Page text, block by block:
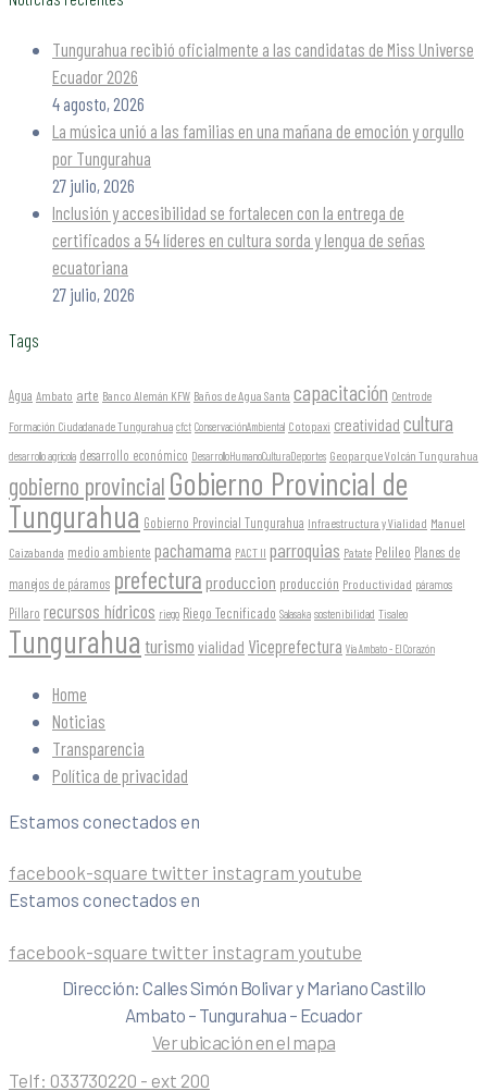
Tungurahua recibió oficialmente a las candidatas de Miss Universe
Ecuador 2026
4 agosto, 2026
La música unió a las familias en una mañana de emoción y orgullo
por Tungurahua
27 julio, 2026
Inclusión y accesibilidad se fortalecen con la entrega de
certificados a 54 líderes en cultura sorda y lengua de señas
ecuatoriana
27 julio, 2026
Tags
Agua Ambato arte Banco Alemán KFW Baños de Agua Santa capacitación Centro de
Formación Ciudadana de Tungurahua cfct ConservaciónAmbiental Cotopaxi creatividad cultura
desarrollo agrícola desarrollo económico DesarrolloHumanoCulturaDeportes Geoparque Volcán Tungurahua
gobierno provincial Gobierno Provincial de
Tungurahua Gobierno Provincial Tungurahua Infraestructura y Vialidad Manuel
Caizabanda medio ambiente pachamama PACT II parroquias Patate Pelileo Planes de
manejos de páramos prefectura produccion producción Productividad páramos
Píllaro recursos hídricos riego Riego Tecnificado Salasaka sostenibilidad Tisaleo
Tungurahua turismo vialidad Viceprefectura Vía Ambato - El Corazón
Home
Noticias
Transparencia
Política de privacidad
Estamos conectados en
facebook-square twitter instagram youtube
Estamos conectados en
facebook-square twitter instagram youtube
Dirección: Calles Simón Bolivar y Mariano Castillo
Ambato – Tungurahua – Ecuador
Ver ubicación en el mapa
Telf: 033730220 - ext 200